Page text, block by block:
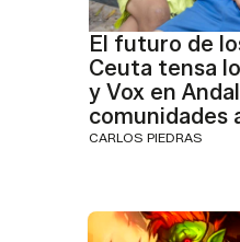
El futuro de
Ceuta tensa
y Vox en
comunidades
CARLOS PIEDRAS